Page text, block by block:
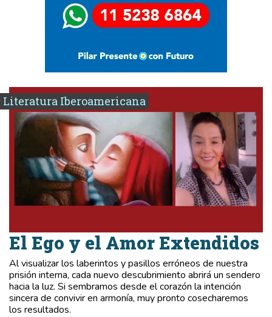
Literatura Iberoamericana
El Ego y el Amor Extendidos
Al visualizar los laberintos y pasillos erróneos de nuestra
prisión interna, cada nuevo descubrimiento abrirá un sendero
hacia la luz. Si sembramos desde el corazón la intención
sincera de convivir en armonía, muy pronto cosecharemos
los resultados.